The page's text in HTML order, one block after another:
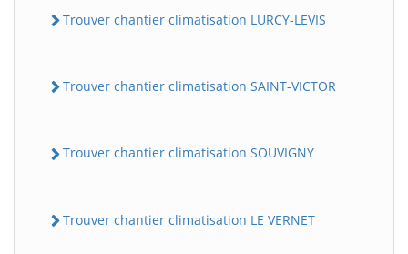
Trouver chantier climatisation LURCY-LEVIS
Trouver chantier climatisation SAINT-VICTOR
Trouver chantier climatisation SOUVIGNY
Trouver chantier climatisation LE VERNET